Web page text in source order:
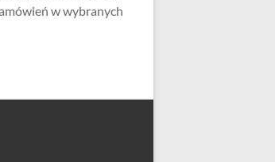
w wybranych